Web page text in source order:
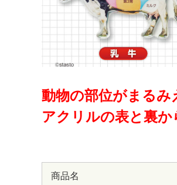
動物の部位がまるみ
アクリルの表と裏
商品名